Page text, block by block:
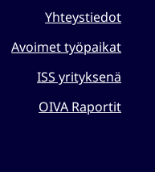
Yhteystiedot
Avoimet työpaikat
ISS yrityksenä
OIVA Raportit